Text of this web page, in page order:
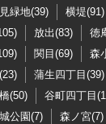
緑地(39) 横堤(91)
放出(83) 徳
関目(69)
森
蒲生四丁目(39)
(50)
谷町四丁目
公園(7) 森ノ宮(7)